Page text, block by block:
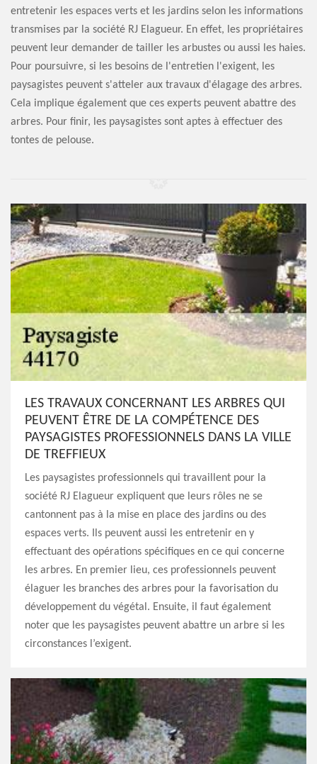
entretenir les espaces verts et les jardins selon les informations
transmises par la société RJ Elagueur. En effet, les propriétaires
peuvent leur demander de tailler les arbustes ou aussi les haies.
Pour poursuivre, si les besoins de l'entretien l'exigent, les
paysagistes peuvent s'atteler aux travaux d'élagage des arbres.
Cela implique également que ces experts peuvent abattre des
arbres. Pour finir, les paysagistes sont aptes à effectuer des
tontes de pelouse.
LES TRAVAUX CONCERNANT LES ARBRES QUI
PEUVENT ÊTRE DE LA COMPÉTENCE DES
PAYSAGISTES PROFESSIONNELS DANS LA VILLE
DE TREFFIEUX
Les paysagistes professionnels qui travaillent pour la
société RJ Elagueur expliquent que leurs rôles ne se
cantonnent pas à la mise en place des jardins ou des
espaces verts. Ils peuvent aussi les entretenir en y
effectuant des opérations spécifiques en ce qui concerne
les arbres. En premier lieu, ces professionnels peuvent
élaguer les branches des arbres pour la favorisation du
développement du végétal. Ensuite, il faut également
noter que les paysagistes peuvent abattre un arbre si les
circonstances l’exigent.